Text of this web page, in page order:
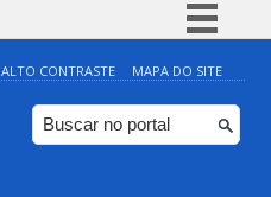
Simplifique!
Comunica BR
Participe
ALTO CONTRASTE MAPA DO SITE